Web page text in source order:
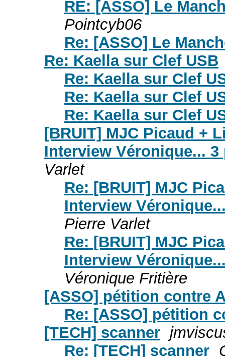
RE: [ASSO] Le
Pointcyb06
Re: [ASSO] Le
Re: Kaella sur Clef USB
Re: Kaella sur Clef
Re: Kaella sur Clef
Re: Kaella sur Clef
[BRUIT] MJC Picaud +
Interview Véronique...
Varlet
Re: [BRUIT] MJC
Interview
Pierre Varlet
Re: [BRUIT] MJC
Interview
Véronique Fritière
[ASSO] pétition contre
Re: [ASSO] pétition
[TECH] scanner
Re: [TECH] scanner